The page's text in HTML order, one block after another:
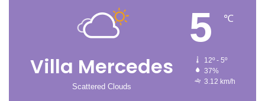
Villa Mercedes
Scattered Clouds
5 ℃
12º - 5º
37%
3.12 km/h